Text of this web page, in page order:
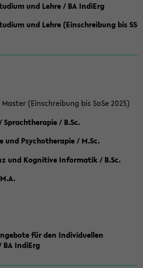
und Lehre / BA IndiErg
und Lehre (Einschreibung bis SS
(Einschreibung bis SoSe 2025)
/ B.Sc.
und Psychotherapie / M.Sc.
und Kognitive Informatik / B.Sc.
für den Individuellen
BA IndiErg